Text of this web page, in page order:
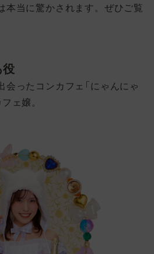
本当に驚かされます。ぜひご覧
ったコンカフェ「にゃんにゃ
ェ嬢。